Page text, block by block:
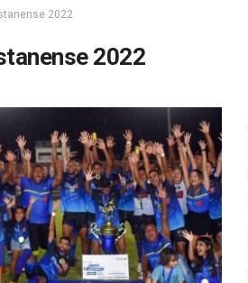
2022
2022